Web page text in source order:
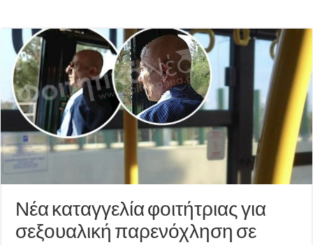
Νέα καταγγελία φοιτήτριας για
σεξουαλική παρενόχληση σε